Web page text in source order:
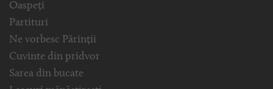
Oaspeți
Partituri
Ne vorbesc Părinții
Cuvinte din pridvor
Sarea din bucate